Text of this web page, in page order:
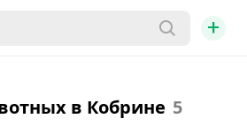
+
в Кобрине 5